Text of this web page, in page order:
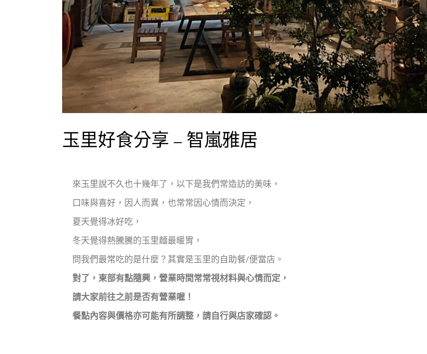
玉里好食分享 – 智嵐雅居
來玉里說不久也十幾年了，以下是我們常造訪的美味，
口味與喜好，因人而異，也常常因心情而決定，
夏天覺得冰好吃，
冬天覺得熱騰騰的玉里麵最暖胃，
問我們最常吃的是什麼？其實是玉里的自助餐/便當店。
對了，東部有點隨興，營業時間常常視材料與心情而定，
請大家前往之前是否有營業喔！
餐點內容與價格亦可能有所調整，請自行與店家確認。